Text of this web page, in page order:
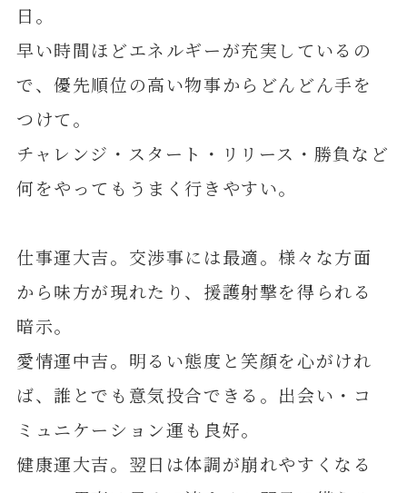
日。
早い時間ほどエネルギーが充実しているの
で、優先順位の高い物事からどんどん手を
つけて。
チャレンジ・スタート・リリース・勝負など
何をやってもうまく行きやすい。
仕事運大吉。交渉事には最適。様々な方面
から味方が現れたり、援護射撃を得られる
暗示。
愛情運中吉。明るい態度と笑顔を心がけれ
ば、誰とでも意気投合できる。出会い・コ
ミュニケーション運も良好。
健康運大吉。翌日は体調が崩れやすくなる